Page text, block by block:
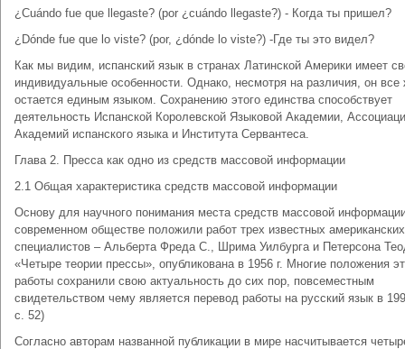
¿Cuándo fue que llegaste? (por ¿cuándo llegaste?) - Когда ты пришел?
¿Dónde fue que lo viste? (por, ¿dónde lo viste?) -Где ты это видел?
Как мы видим, испанский язык в странах Латинской Америки имеет
индивидуальные особенности. Однако, несмотря на различия, он все
остается единым языком. Сохранению этого единства способствует
деятельность Испанской Королевской Языковой Академии,
Академий испанского языка и Института Сервантеса.
Глава 2. Пресса как одно из средств массовой информации
2.1 Общая характеристика средств массовой информации
Основу для научного понимания места средств массовой
современном обществе положили работ трех известных американских
специалистов – Альберта Фреда С., Шрима Уилбурга и Петерсона
«Четыре теории прессы», опубликована в 1956 г. Многие положения
работы сохранили свою актуальность до сих пор, повсеместным
свидетельством чему является перевод работы на русский язык в
с. 52)
Согласно авторам названной публикации в мире насчитывается